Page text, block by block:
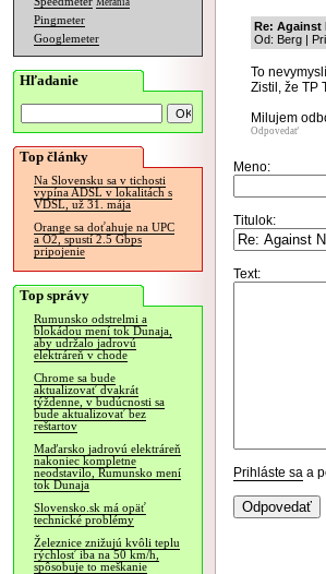
Merania
Pingmeter
Googlemeter
Hľadanie
Top články
Na Slovensku sa v tichosti
vypína ADSL v lokalitách s
VDSL, už 31. mája
Orange sa doťahuje na UPC
a O2, spustí 2.5 Gbps
pripojenie
Top správy
Rumunsko odstrelmi a
blokádou mení tok Dunaja,
aby udržalo jadrovú
elektráreň v chode
Chrome sa bude
aktualizovať dvakrát
týždenne, v budúcnosti sa
bude aktualizovať bez
reštartov
Maďarsko jadrovú elektráreň
nakoniec kompletne
neodstavilo, Rumunsko mení
tok Dunaja
Slovensko.sk má opäť
technické problémy
Železnice znižujú kvôli teplu
rýchlosť iba na 50 km/h,
spôsobuje to meškanie
Re: Against
Od: Berg |
To
Zistil, že TP
Milujem
Odpovedať
Meno:
Titulok:
Text:
Prihláste sa a